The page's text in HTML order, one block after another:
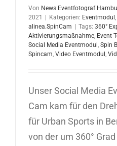
Von News Eventfotograf
2021
Kategorien: Eventmodul ,
alinea.SpinCam
Tags: 360°
Aktivierungsmaßnahme, Event
Social Media Eventmodul , Spin
Spincam, Video Eventmodul ,
Unser Social Media
Cam kam für den
für Urban Sports in
von der um 360°